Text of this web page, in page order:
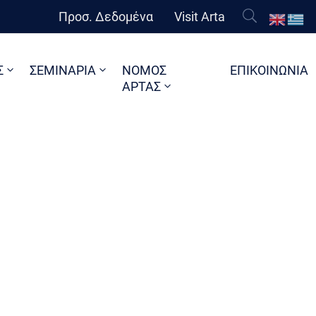
Προσ. Δεδομένα Visit Arta
ΣΕΜΙΝΑΡΙΑ
ΝΟΜΟΣ
ΑΡΤΑΣ
ΕΠΙΚΟΙΝΩΝΙΑ